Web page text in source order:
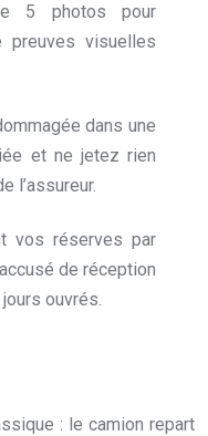
5 photos pour
preuves visuelles
dans une
et ne jetez rien
l’assureur.
vos réserves par
de réception
ouvrés.
: le camion repart